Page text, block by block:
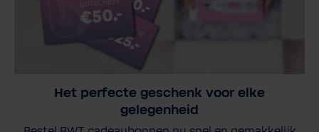
Het perfecte geschenk voor elke
gelegenheid